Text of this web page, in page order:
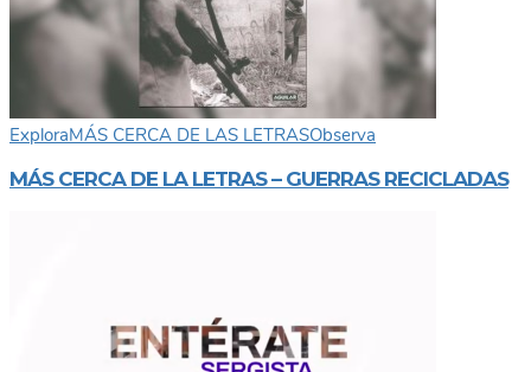
ExploraMÁS CERCA DE LAS LETRASObserva
MÁS CERCA DE LA LETRAS – GUERRAS RECICLADAS